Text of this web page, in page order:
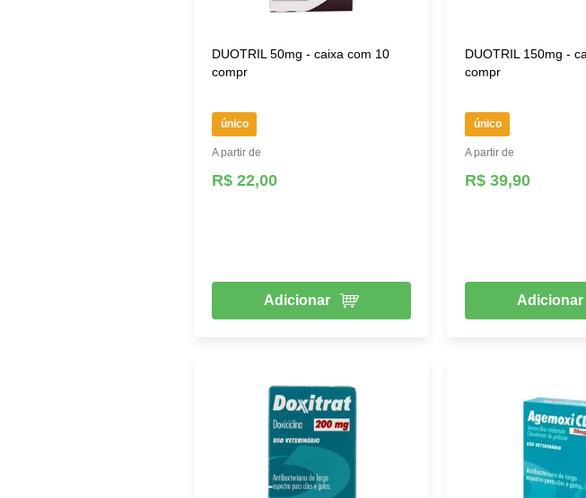
DUOTRIL 50mg - caixa com 10
compr
único
A partir de
R$ 22,00
Adicionar
DUOTRIL 150mg -
compr
único
A partir de
R$ 39,90
Adicionar